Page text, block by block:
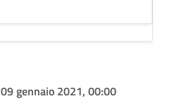
09 gennaio 2021, 00:00